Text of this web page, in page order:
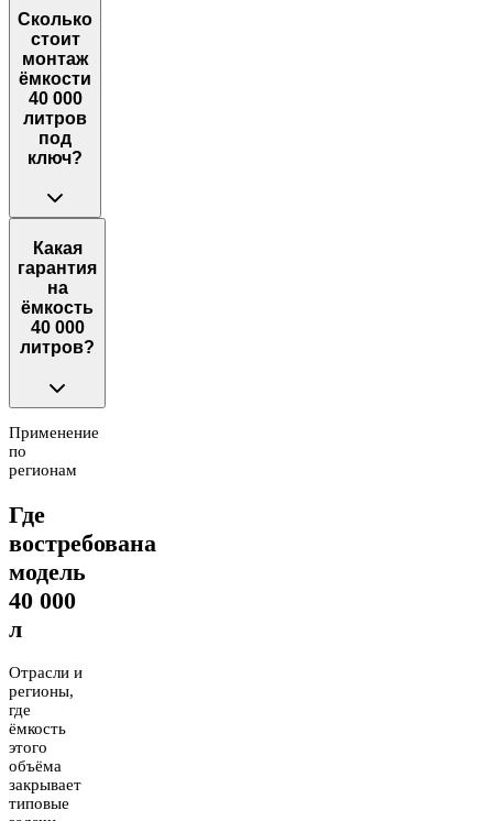
Сколько
стоит
монтаж
ёмкости
40 000
литров
под
ключ?
Какая
гарантия
на
ёмкость
40 000
литров?
Применение
по
регионам
Где
востребована
модель
40 000
л
Отрасли и
регионы,
где
ёмкость
этого
объёма
закрывает
типовые